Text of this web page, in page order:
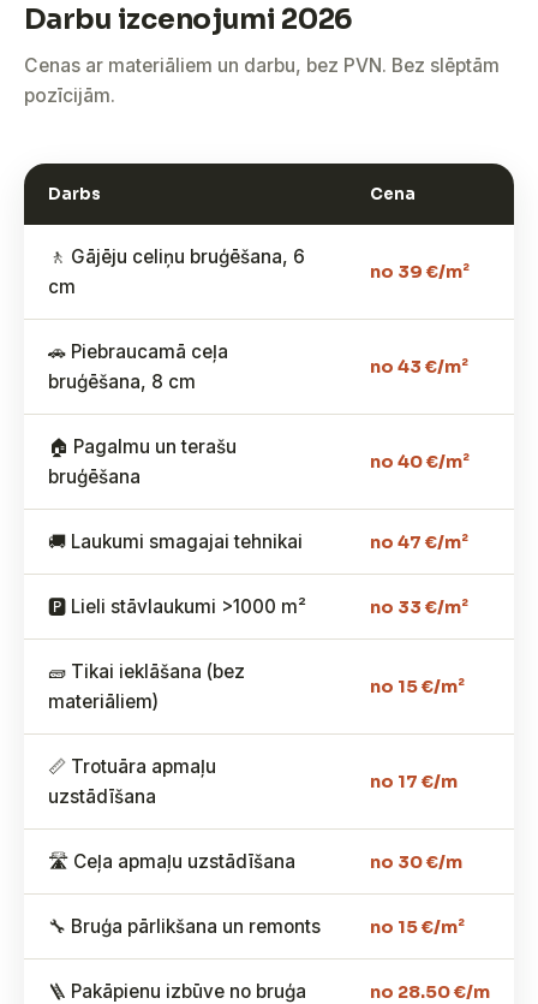
Darbu izcenojumi 2026
Cenas ar materiāliem un darbu, bez PVN. Bez slēptām
pozīcijām.
Darbs Cena
🚶 Gājēju celiņu bruģēšana, 6
cm
no 39 €/m²
🚗 Piebraucamā ceļa
bruģēšana, 8 cm
no 43 €/m²
🏠 Pagalmu un terašu
bruģēšana
no 40 €/m²
🚚 Laukumi smagajai tehnikai no 47 €/m²
🅿️ Lieli stāvlaukumi >1000 m² no 33 €/m²
🧱 Tikai ieklāšana (bez
materiāliem)
no 15 €/m²
📏 Trotuāra apmaļu
uzstādīšana
no 17 €/m
🛣️ Ceļa apmaļu uzstādīšana no 30 €/m
🔧 Bruģa pārlikšana un remonts no 15 €/m²
🪜 Pakāpienu izbūve no bruģa no 28.50 €/m